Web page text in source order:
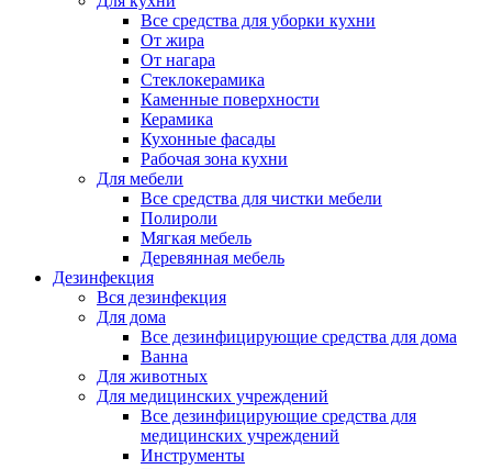
Все средства для уборки кухни
От жира
От нагара
Стеклокерамика
Каменные поверхности
Керамика
Кухонные фасады
Рабочая зона кухни
Для мебели
Все средства для чистки мебели
Полироли
Мягкая мебель
Деревянная мебель
Дезинфекция
Вся дезинфекция
Для дома
Все дезинфицирующие средства для дома
Ванна
Для животных
Для медицинских учреждений
Все дезинфицирующие средства для
медицинских учреждений
Инструменты